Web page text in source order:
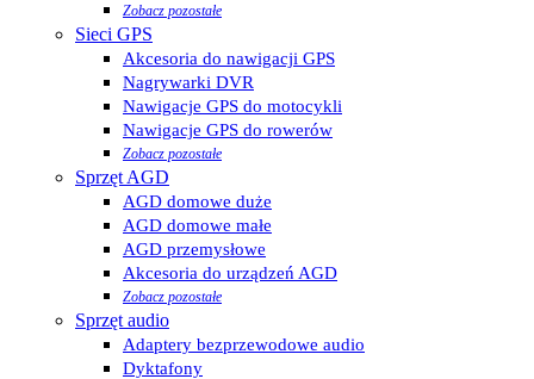
Zobacz pozostałe
Sieci GPS
Akcesoria do nawigacji GPS
Nagrywarki DVR
Nawigacje GPS do motocykli
Nawigacje GPS do rowerów
Zobacz pozostałe
Sprzęt AGD
AGD domowe duże
AGD domowe małe
AGD przemysłowe
Akcesoria do urządzeń AGD
Zobacz pozostałe
Sprzęt audio
Adaptery bezprzewodowe audio
Dyktafony